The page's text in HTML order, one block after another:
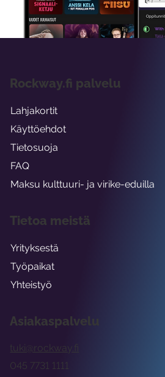
viikon ajaksi.
Asiakaspalvelu
tuki@rockway.fi
045 7731 1111
Rockway.fi palvelu
Lahjakortit
Käyttöehdot
Tietosuoja
FAQ
Maksu kulttuuri- ja virike-eduilla
Tietoa meistä
Yrityksestä
Työpaikat
Yhteistyö